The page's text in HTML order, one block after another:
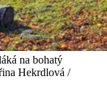
na bohatý
Hekrdlová /